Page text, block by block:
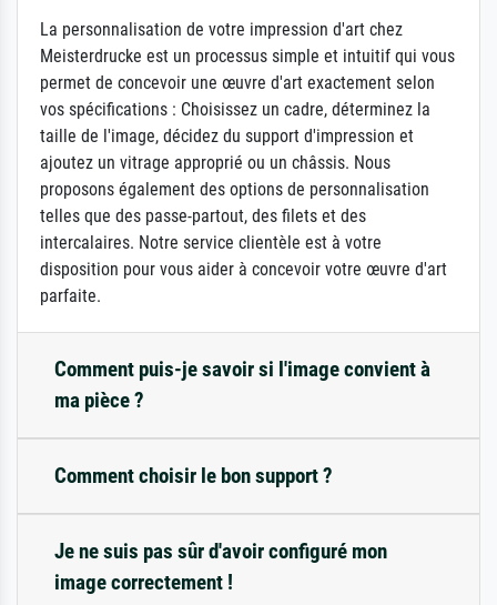
La personnalisation de votre impression d'art chez
Meisterdrucke est un processus simple et intuitif qui vous
permet de concevoir une œuvre d'art exactement selon
vos spécifications : Choisissez un cadre, déterminez la
taille de l'image, décidez du support d'impression et
ajoutez un vitrage approprié ou un châssis. Nous
proposons également des options de personnalisation
telles que des passe-partout, des filets et des
intercalaires. Notre service clientèle est à votre
disposition pour vous aider à concevoir votre œuvre d'art
parfaite.
Comment puis-je savoir si l'image convient à
ma pièce ?
Comment choisir le bon support ?
Je ne suis pas sûr d'avoir configuré mon
image correctement !